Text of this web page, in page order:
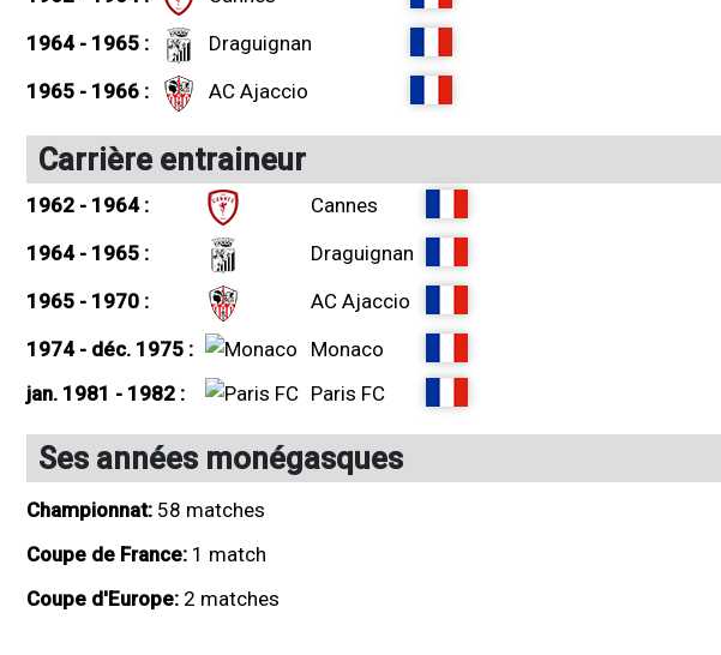
1964 - 1965 :
Draguignan
1965 - 1966 :
AC Ajaccio
Carrière entraineur
1962 - 1964 :
Cannes
1964 - 1965 :
Draguignan
1965 - 1970 :
AC Ajaccio
1974 - déc. 1975 :
Monaco
jan. 1981 - 1982 :
Paris FC
Ses années monégasques
Championnat: 58 matches
Coupe de France: 1 match
Coupe d'Europe: 2 matches